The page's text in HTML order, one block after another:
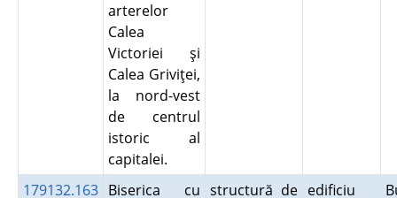
arterelor
Calea
Victoriei şi
Calea Griviţei,
la nord-vest
de centrul
istoric al
capitalei.
179132.163 Biserica cu structură de edificiu